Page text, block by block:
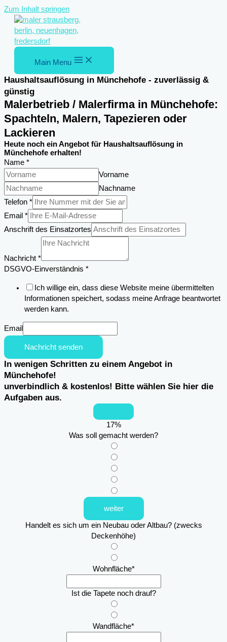
Zum Inhalt springen
Main Menu
Haushaltsauflösung in Münchehofe - zuverlässig &
günstig
Malerbetrieb / Malerfirma in Münchehofe:
Spachteln, Malern, Tapezieren oder
Lackieren
Heute noch ein Angebot für Haushaltsauflösung in
Münchehofe erhalten!
Name *
Vorname
Nachname
Telefon *
DSGVO-
Einverständnis
Email *
Anschrift des Einsatzortes
Nachricht *
DSGVO-Einverständnis *
Ich willige ein, dass diese Website meine übermittelten
Informationen speichert, sodass meine Anfrage beantwortet
werden kann.
Email
Nachricht senden
In wenigen Schritten zu einem Angebot in
Münchehofe!
unverbindlich & kostenlos! Bitte wählen Sie hier die
Aufgaben aus.
17%
Was soll gemacht werden?
weiter
Handelt es sich um ein Neubau oder Altbau? (zwecks
Deckenhöhe)
Wohnfläche*
Ist die Tapete noch drauf?
Wandfläche*